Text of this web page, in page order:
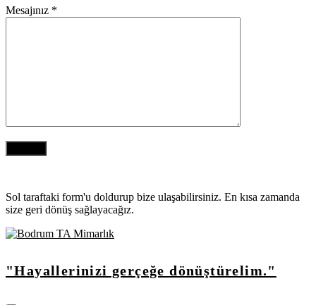
Mesajınız *
Sol taraftaki form'u doldurup bize ulaşabilirsiniz. En kısa zamanda
size geri dönüş sağlayacağız.
"Hayallerinizi gerçeğe dönüştürelim."